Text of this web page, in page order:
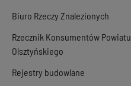
Biuro Rzeczy Znalezionych
Rzecznik Konsumentów Powiatu
Olsztyńskiego
Rejestry budowlane